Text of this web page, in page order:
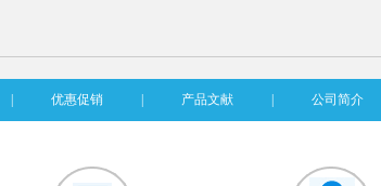
优惠促销 产品文献 公司简介